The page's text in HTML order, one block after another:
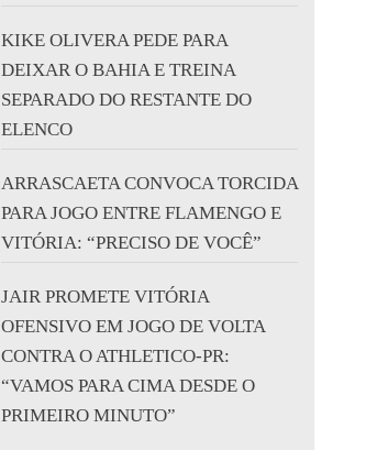
KIKE OLIVERA PEDE PARA
DEIXAR O BAHIA E TREINA
SEPARADO DO RESTANTE DO
ELENCO
ARRASCAETA CONVOCA TORCIDA
PARA JOGO ENTRE FLAMENGO E
VITÓRIA: “PRECISO DE VOCÊ”
JAIR PROMETE VITÓRIA
OFENSIVO EM JOGO DE VOLTA
CONTRA O ATHLETICO-PR:
“VAMOS PARA CIMA DESDE O
PRIMEIRO MINUTO”